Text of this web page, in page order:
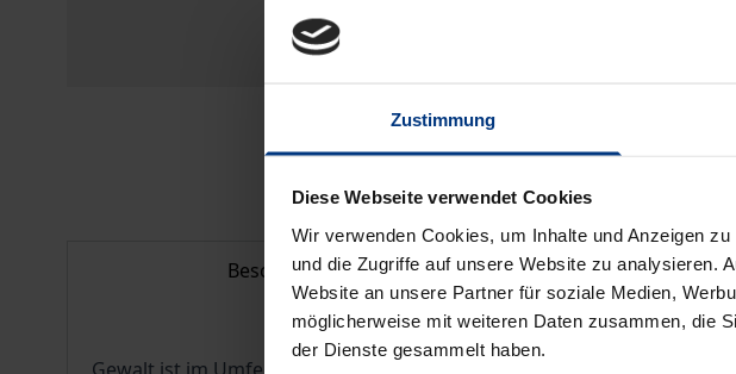
Zustimmung
Diese Webseite verwendet Cookies
Wir verwenden Cookies, um Inhalte und Anzeigen
und die Zugriffe auf unsere Website zu analysieren.
Website an unsere Partner für soziale Medien,
möglicherweise mit weiteren Daten zusammen, die
der Dienste gesammelt haben.
Preisangaben inkl.
In den
Hinweise zu
Beschreibung